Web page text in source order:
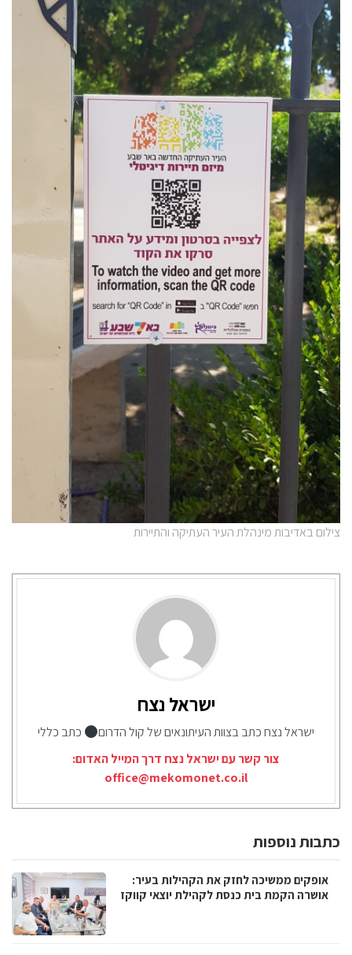
צילום באדיבות מינהלת העיר העתיקה והתיירות
ישראל נצח
ישראל נצח כתב בצוות העיתונאים של קול הדרום
כתב כללי
צור קשר עם ישראל נצח דרך המייל האדום:
office@mekomonet.co.il
כתבות נוספות
אופקים ממשיכה לחזק את הקהילות בעיר:
אושרה הקמת בית כנסת לקהילת יוצאי קווקז